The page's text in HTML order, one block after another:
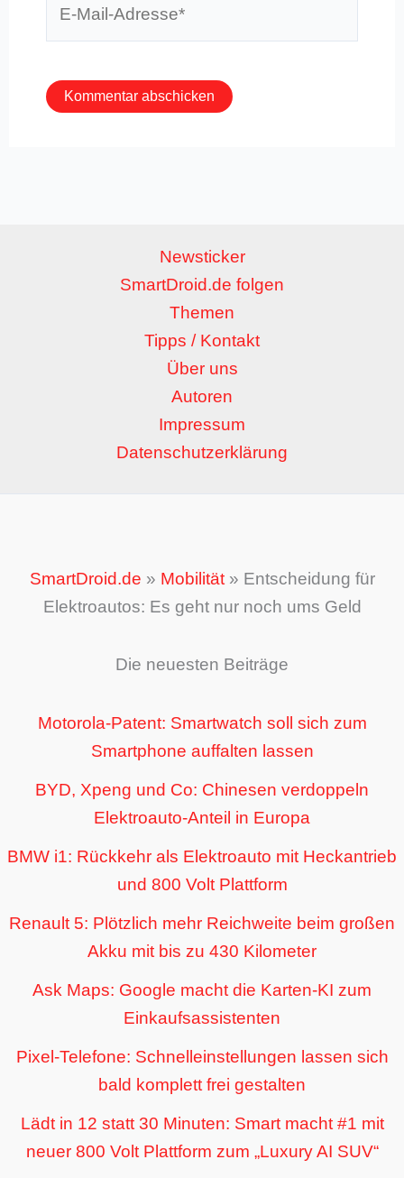
Newsticker
SmartDroid.de folgen
Themen
Tipps / Kontakt
Über uns
Autoren
Impressum
Datenschutzerklärung
SmartDroid.de » Mobilität» Entscheidung für
Elektroautos: Es geht nur noch ums Geld
Die neuesten Beiträge
Motorola-Patent: Smartwatch soll sich zum
Smartphone auffalten lassen
BYD, Xpeng und Co: Chinesen verdoppeln
Elektroauto-Anteil in Europa
BMW i1: Rückkehr als Elektroauto mit Heckantrieb
und 800 Volt Plattform
Renault 5: Plötzlich mehr Reichweite beim großen
Akku mit bis zu 430 Kilometer
Ask Maps: Google macht die Karten-KI zum
Einkaufsassistenten
Pixel-Telefone: Schnelleinstellungen lassen sich
bald komplett frei gestalten
Lädt in 12 statt 30 Minuten: Smart macht #1 mit
neuer 800 Volt Plattform zum „Luxury AI SUV“